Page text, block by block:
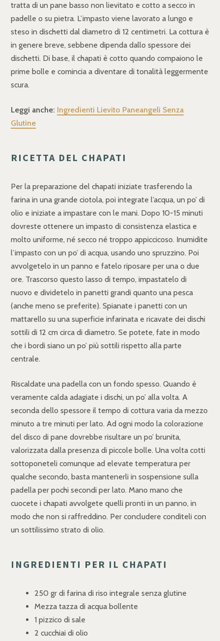
tratta di un pane basso non lievitato e cotto a secco in
padelle o su pietra. L’impasto viene lavorato a lungo e
steso in dischetti dal diametro di 12 centimetri. La cottura è
in genere breve, sebbene dipenda dallo spessore dei
dischetti. Di base, il chapati è cotto quando compaiono le
prime bolle e comincia a diventare di tonalità leggermente
scura.
Leggi anche: Ingredienti Lievito Paneangeli Senza
Glutine
RICETTA DEL CHAPATI
Per la preparazione del chapati iniziate trasferendo la
farina in una grande ciotola, poi integrate l’acqua, un po’ di
olio e iniziate a impastare con le mani. Dopo 10-15 minuti
dovreste ottenere un impasto di consistenza elastica e
molto uniforme, né secco né troppo appiccicoso. Inumidite
l’impasto con un po’ di acqua, usando uno spruzzino. Poi
avvolgetelo in un panno e fatelo riposare per una o due
ore. Trascorso questo lasso di tempo, impastatelo di
nuovo e dividetelo in panetti grandi quanto una pesca
(anche meno se preferite). Spianate i panetti con un
mattarello su una superficie infarinata e ricavate dei dischi
sottili di 12 cm circa di diametro. Se potete, fate in modo
che i bordi siano un po’ più sottili rispetto alla parte
centrale.
Riscaldate una padella con un fondo spesso. Quando è
veramente calda adagiate i dischi, un po’ alla volta. A
seconda dello spessore il tempo di cottura varia da mezzo
minuto a tre minuti per lato. Ad ogni modo la colorazione
del disco di pane dovrebbe risultare un po’ brunita,
valorizzata dalla presenza di piccole bolle. Una volta cotti
sottoponeteli comunque ad elevate temperatura per
qualche secondo, basta mantenerli in sospensione sulla
padella per pochi secondi per lato. Mano mano che
cuocete i chapati avvolgete quelli pronti in un panno, in
modo che non si raffreddino. Per concludere conditeli con
un sottilissimo strato di olio.
INGREDIENTI PER IL CHAPATI
250 gr di farina di riso integrale senza glutine
Mezza tazza di acqua bollente
1 pizzico di sale
2 cucchiai di olio